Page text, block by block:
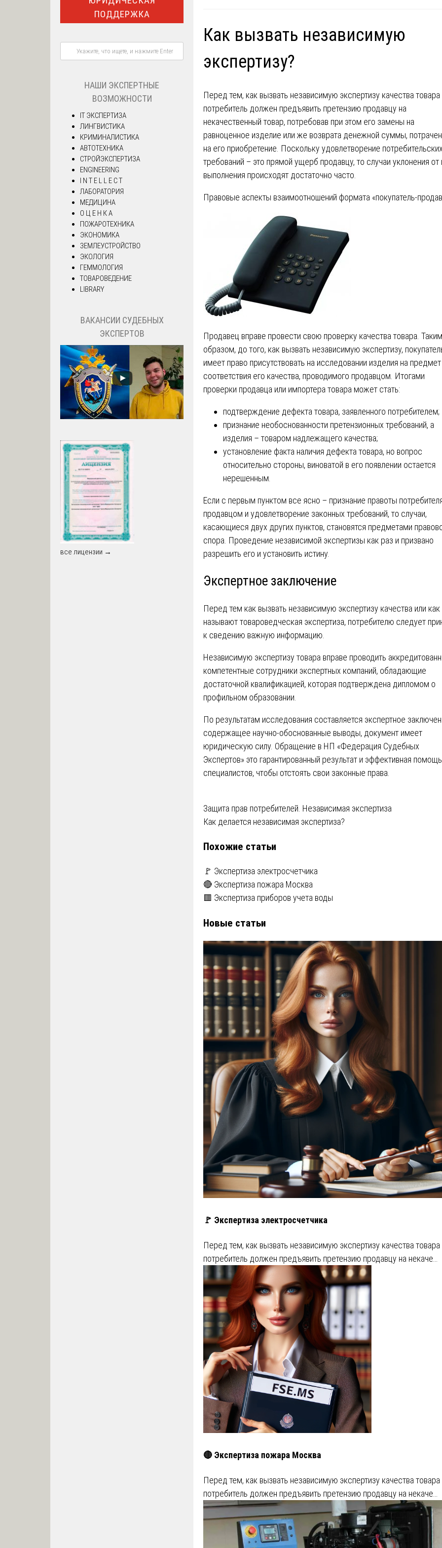
Как вызвать независимую
экспертизу?
Перед тем, как вызвать независимую экспертизу качества товара
потребитель должен предъявить претензию продавцу на
некачественный товар, потребовав при этом его замены на
равноценное изделие или же возврата денежной суммы,
на его приобретение. Поскольку удовлетворение
требований – это прямой ущерб продавцу, то случаи уклонения от
выполнения происходят достаточно часто.
Правовые аспекты взаимоотношений формата «покупатель-
Продавец вправе провести свою проверку качества товара. Таким
образом, до того, как вызвать независимую экспертизу,
имеет право присутствовать на исследовании изделия на предмет
соответствия его качества, проводимого продавцом. Итогами
проверки продавца или импортера товара может стать:
подтверждение дефекта товара, заявленного потребителем;
признание необоснованности претензионных требований, а
изделия – товаром надлежащего качества;
установление факта наличия дефекта товара, но вопрос
относительно стороны, виноватой в его появлении остается
нерешенным.
Если с первым пунктом все ясно – признание правоты
продавцом и удовлетворение законных требований, то случаи,
касающиеся двух других пунктов, становятся предметами
спора. Проведение независимой экспертизы как раз и призвано
разрешить его и установить истину.
Экспертное заключение
Перед тем как вызвать независимую экспертизу качества или
называют товароведческая экспертиза, потребителю следует
к сведению важную информацию.
Независимую экспертизу товара вправе проводить
компетентные сотрудники экспертных компаний, обладающие
достаточной квалификацией, которая подтверждена дипломом о
профильном образовании.
По результатам исследования составляется экспертное
содержащее научно-обоснованные выводы, документ имеет
юридическую силу. Обращение в НП «Федерация Судебных
Экспертов» это гарантированный результат и эффективная помощь
специалистов, чтобы отстоять свои законные права.
Навигация
записям
Защита прав потребителей. Независимая экспертиза
Как делается независимая экспертиза?
Похожие статьи
🚩 Экспертиза электросчетчика
🔴 Экспертиза пожара Москва
🟥 Экспертиза приборов учета воды
Новые статьи
🚩 Экспертиза электросчетчика
Перед тем, как вызвать независимую экспертизу качества товара
потребитель должен предъявить претензию продавцу на некаче…
🔴 Экспертиза пожара Москва
Перед тем, как вызвать независимую экспертизу качества товара
потребитель должен предъявить претензию продавцу на некаче…
ПОДДЕРЖКА
НАШИ ЭКСПЕРТНЫЕ
ВОЗМОЖНОСТИ
IT ЭКСПЕРТИЗА
ЛИНГВИСТИКА
КРИМИНАЛИСТИКА
АВТОТЕХНИКА
СТРОЙЭКСПЕРТИЗА
ENGINEERING
I N T E L L E C T
ЛАБОРАТОРИЯ
МЕДИЦИНА
О Ц Е Н К А
ПОЖАРОТЕХНИКА
ЭКОНОМИКА
ЗЕМЛЕУСТРОЙСТВО
ЭКОЛОГИЯ
ГЕММОЛОГИЯ
ТОВАРОВЕДЕНИЕ
LIBRARY
ВАКАНСИИ СУДЕБНЫХ
ЭКСПЕРТОВ
все лицензии →